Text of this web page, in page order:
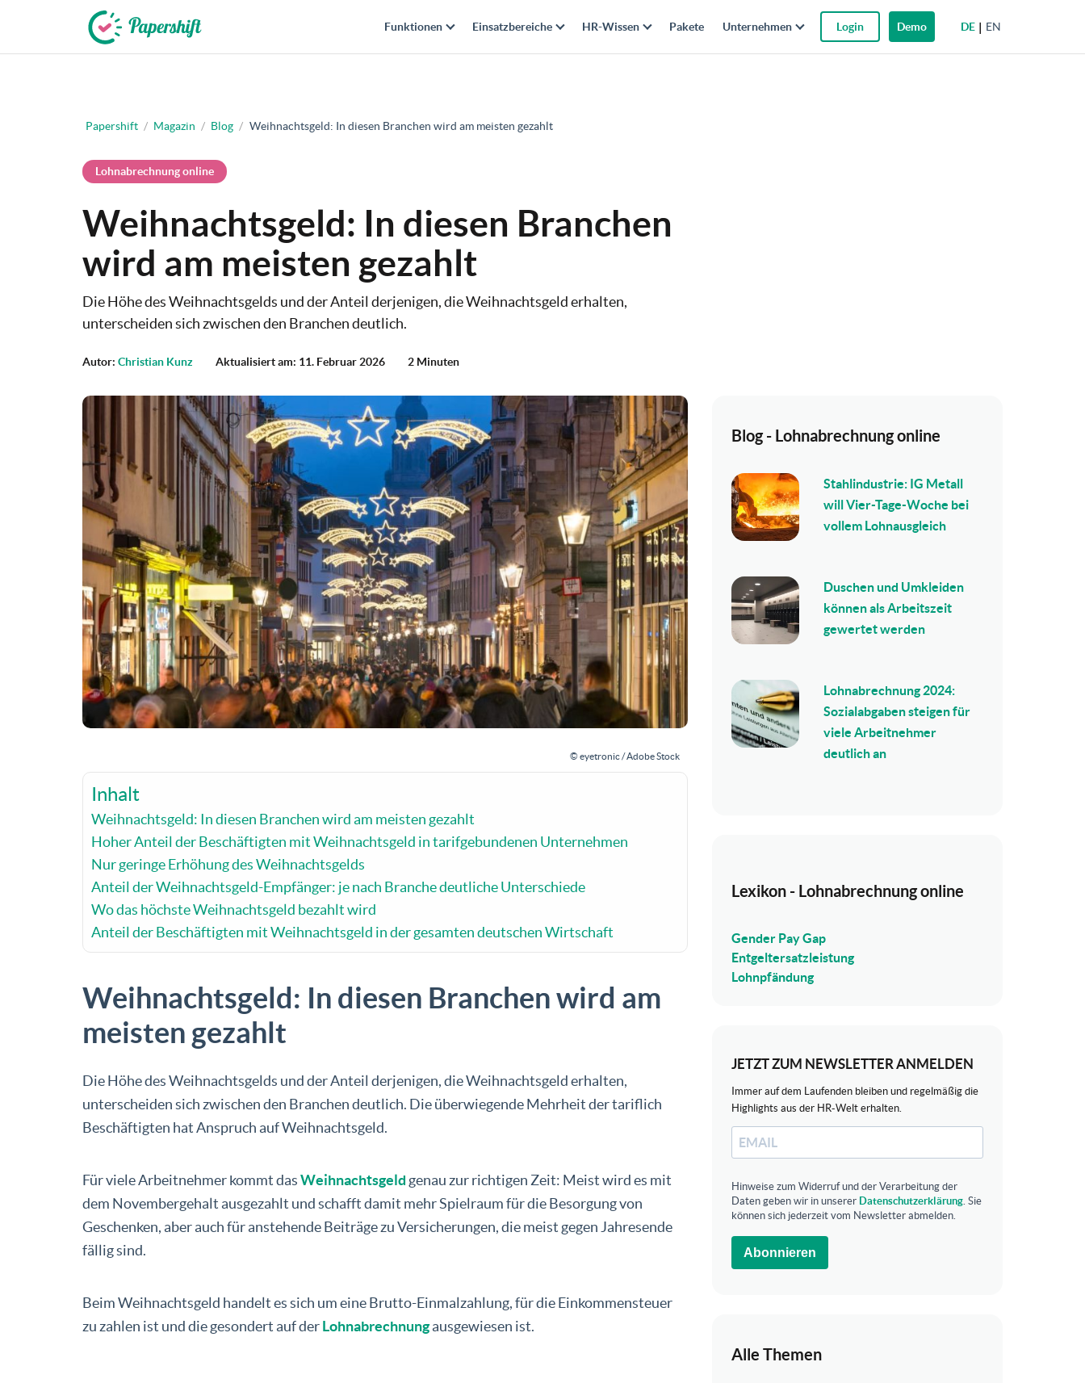
DE EN
Funktionen Einsatzbereiche HR-Wissen Pakete Unternehmen Login Demo
Papershift / Magazin / Blog / Weihnachtsgeld: In diesen Branchen wird am meisten gezahlt
Lohnabrechnung online
Weihnachtsgeld: In diesen Branchen
wird am meisten gezahlt
Die Höhe des Weihnachtsgelds und der Anteil derjenigen, die Weihnachtsgeld erhalten,
unterscheiden sich zwischen den Branchen deutlich.
Autor: Christian Kunz Aktualisiert am: 11. Februar 2026 2 Minuten
© eyetronic / Adobe Stock
Inhalt
Weihnachtsgeld: In diesen Branchen wird am meisten gezahlt
Hoher Anteil der Beschäftigten mit Weihnachtsgeld in tarifgebundenen Unternehmen
Nur geringe Erhöhung des Weihnachtsgelds
Anteil der Weihnachtsgeld-Empfänger: je nach Branche deutliche Unterschiede
Wo das höchste Weihnachtsgeld bezahlt wird
Anteil der Beschäftigten mit Weihnachtsgeld in der gesamten deutschen Wirtschaft
Weihnachtsgeld: In diesen Branchen wird am
meisten gezahlt
Die Höhe des Weihnachtsgelds und der Anteil derjenigen, die Weihnachtsgeld erhalten,
unterscheiden sich zwischen den Branchen deutlich. Die überwiegende Mehrheit der tariflich
Beschäftigten hat Anspruch auf Weihnachtsgeld.
Für viele Arbeitnehmer kommt dasWeihnachtsgeld genau zur richtigen Zeit: Meist wird es mit
dem Novembergehalt ausgezahlt und schafft damit mehr Spielraum für die Besorgung von
Geschenken, aber auch für anstehende Beiträge zu Versicherungen, die meist gegen Jahresende
fällig sind.
Beim Weihnachtsgeld handelt es sich um eine Brutto-Einmalzahlung, für die Einkommensteuer
zu zahlen ist und die gesondert auf derLohnabrechnungausgewiesen ist.
Blog - Lohnabrechnung online
Stahlindustrie: IG Metall
will Vier-Tage-Woche bei
vollem Lohnausgleich
Duschen und Umkleiden
können als Arbeitszeit
gewertet werden
Lohnabrechnung 2024:
Sozialabgaben steigen für
viele Arbeitnehmer
deutlich an
Lexikon - Lohnabrechnung online
Gender Pay Gap
Entgeltersatzleistung
Lohnpfändung
JETZT ZUM NEWSLETTER ANMELDEN
Immer auf dem Laufenden bleiben und regelmäßig die
Highlights aus der HR-Welt erhalten.
Hinweise zum Widerruf und der Verarbeitung der
Daten geben wir in unserer Datenschutzerklärung. Sie
können sich jederzeit vom Newsletter abmelden.
Abonnieren
Alle Themen